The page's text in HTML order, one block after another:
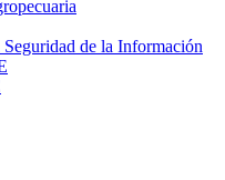
de la Información